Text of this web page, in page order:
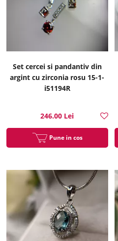
Set cercei si pandantiv din
argint cu zirconia rosu 15-1-
i51194R
246.00 Lei
Pune in cos